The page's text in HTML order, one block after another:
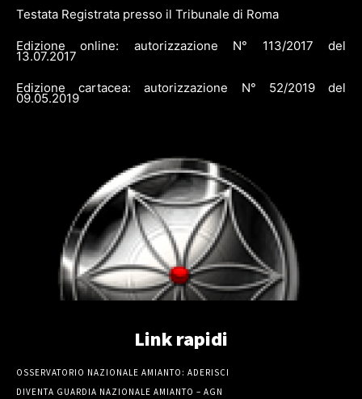
Testata Registrata presso il Tribunale di Roma
Edizione online: autorizzazione N° 113/2017 del
13.07.2017
Edizione cartacea: autorizzazione N° 52/2019 del
09.05.2019
Link rapidi
OSSERVATORIO NAZIONALE AMIANTO: ADERISCI
DIVENTA GUARDIA NAZIONALE AMIANTO – AGN